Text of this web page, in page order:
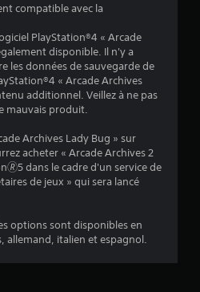
2
3
v
i
)
compatible avec la
PlayStation®4 « Arcade
disponible. Il n'y a
les données de sauvegarde de
« Arcade Archives
additionnel. Veillez à ne pas
mauvais produit.
Archives Lady Bug » sur
acheter « Arcade Archives 2
dans le cadre d'un service de
de jeux » qui sera lancé
options sont disponibles en
allemand, italien et espagnol.